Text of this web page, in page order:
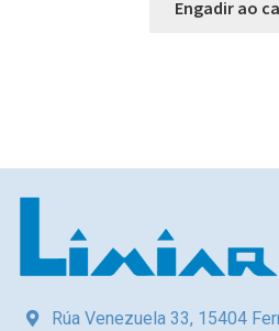
Engadir ao
Rúa Venezuela 33, 15404